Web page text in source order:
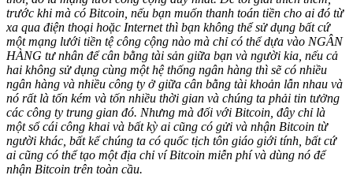
trước khi mà có Bitcoin, nếu bạn muốn thanh toán tiền cho ai đó từ
xa qua điện thoại hoặc Internet thì bạn không thể sử dụng bất cứ
một mạng lưới tiền tệ công cộng nào mà chỉ có thể dựa vào NGÂN
HÀNG tư nhân để cân bằng tài sản giữa bạn và người kia, nếu cả
hai không sử dụng cùng một hệ thống ngân hàng thì sẽ có nhiều
ngân hàng và nhiều công ty ở giữa cân bằng tài khoản lẫn nhau và
nó rất là tốn kém và tốn nhiều thời gian và chúng ta phải tin tưởng
các công ty trung gian đó. Nhưng mà đối với Bitcoin, đây chỉ là
một sổ cái công khai và bất kỳ ai cũng có gửi và nhận Bitcoin từ
người khác, bất kể chúng ta có quốc tịch tôn giáo giới tính, bất cứ
ai cũng có thể tạo một địa chỉ ví Bitcoin miễn phí và dùng nó để
nhận Bitcoin trên toàn cầu.